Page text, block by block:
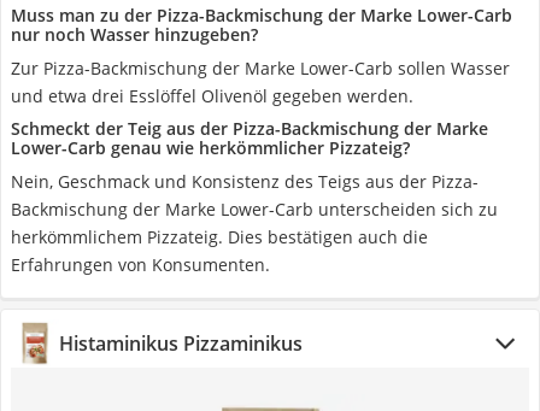
Muss man zu der Pizza-Backmischung der Marke Lower-Carb
nur noch Wasser hinzugeben?
Zur Pizza-Backmischung der Marke Lower-Carb sollen Wasser
und etwa drei Esslöffel Olivenöl gegeben werden.
Schmeckt der Teig aus der Pizza-Backmischung der Marke
Lower-Carb genau wie herkömmlicher Pizzateig?
Nein, Geschmack und Konsistenz des Teigs aus der Pizza-
Backmischung der Marke Lower-Carb unterscheiden sich zu
herkömmlichem Pizzateig. Dies bestätigen auch die
Erfahrungen von Konsumenten.
Histaminikus Pizzaminikus